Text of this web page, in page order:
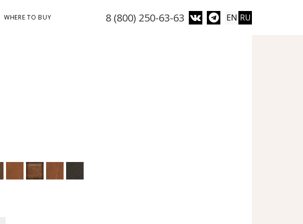
8 (800) 250-63-63 EN RU
WHERE TO BUY